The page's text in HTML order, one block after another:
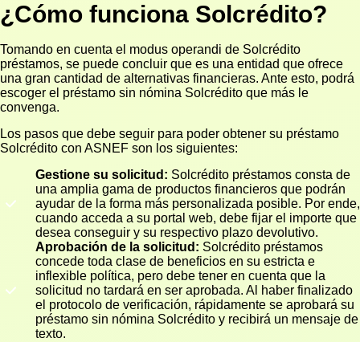
¿Cómo funciona Solcrédito?
Tomando en cuenta el modus operandi de Solcrédito
préstamos, se puede concluir que es una entidad que ofrece
una gran cantidad de alternativas financieras. Ante esto, podrá
escoger el préstamo sin nómina Solcrédito que más le
convenga.
Los pasos que debe seguir para poder obtener su préstamo
Solcrédito con ASNEF son los siguientes:
Gestione su solicitud: Solcrédito préstamos consta de
una amplia gama de productos financieros que podrán
ayudar de la forma más personalizada posible. Por ende,
cuando acceda a su portal web, debe fijar el importe que
desea conseguir y su respectivo plazo devolutivo.
Aprobación de la solicitud: Solcrédito préstamos
concede toda clase de beneficios en su estricta e
inflexible política, pero debe tener en cuenta que la
solicitud no tardará en ser aprobada. Al haber finalizado
el protocolo de verificación, rápidamente se aprobará su
préstamo sin nómina Solcrédito y recibirá un mensaje de
texto.